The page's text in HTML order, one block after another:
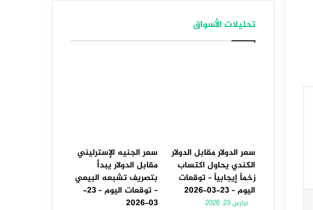
تحليلات الأسواق
سعر الدولار مقابل الدولار
الكندي يحاول اكتساب
زخماً إيجابياً – توقعات
اليوم – 23-03-2026
مارس 23, 2026
سعر الجنيه الإسترليني
مقابل الدولار يبدأ
بتصريف تشبعه البيعي
– توقعات اليوم – 23-
03-2026